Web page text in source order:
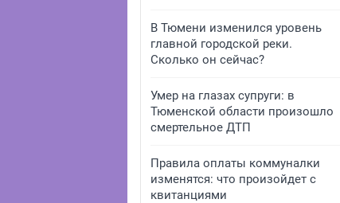
В Тюмени изменился уровень
главной городской реки.
Сколько он сейчас?
Умер на глазах супруги: в
Тюменской области произошло
смертельное ДТП
Правила оплаты коммуналки
изменятся: что произойдет с
квитанциями